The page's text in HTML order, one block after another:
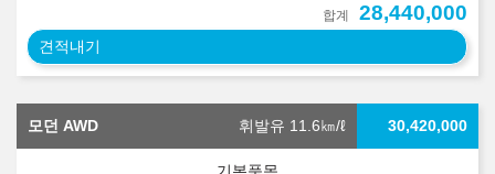
합계 28,440,000
견적내기
모던 AWD 휘발유 11.6㎞/ℓ 30,420,000